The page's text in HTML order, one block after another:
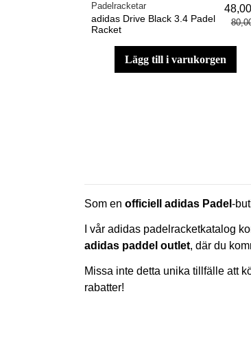
Padelracketar
adidas Drive Black 3.4 Padel
Racket
lägg till i varukorgen
Som en officiell adidas Padel -
I vår adidas padelracketkatalog
adidas paddel outlet, där du
Missa inte detta unika tillfälle att
rabatter!